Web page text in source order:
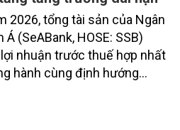
vượt 427.100 tỷ
tăng trưởng dài hạn
2026, tổng tài sản của Ngân
(SeABank, HOSE: SSB)
nhuận trước thuế hợp nhất
hỗ trợ nền kinh tế,